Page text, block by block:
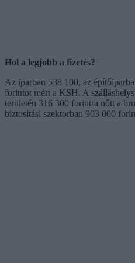
Hol a legjobb a fizetés?
Az iparban 538 100, az
forintot mért a KSH. A
területén 316 300 forintra nőtt a
biztosítási szektorban 903 000